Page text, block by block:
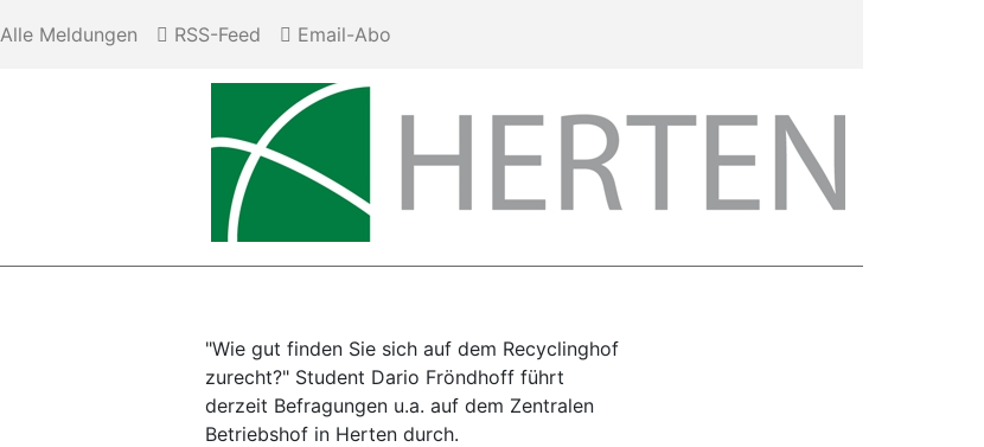
Alle Meldungen RSS-Feed Email-Abo
"Wie gut finden Sie sich auf dem Recyclinghof
zurecht?" Student Dario Fröndhoff führt
derzeit Befragungen u.a. auf dem Zentralen
Betriebshof in Herten durch.